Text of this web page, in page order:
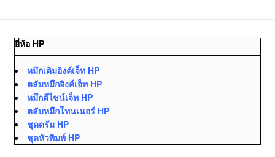
ยี่ห้อ HP
หมึกเติมอิงค์เจ็ท HP
ตลับหมึกอิงค์เจ็ท HP
หมึกดีไซน์เจ็ท HP
ตลับหมึกโทนเนอร์ HP
ชุดดรัม HP
ชุดหัวพิมพ์ HP